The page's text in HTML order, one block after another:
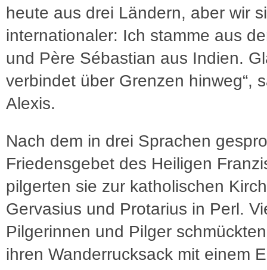
heute aus drei Ländern, aber wir
internationaler: Ich stamme aus
und Père Sébastian aus Indien.
verbindet über Grenzen hinweg“,
Alexis.
Nach dem in drei Sprachen
Friedensgebet des Heiligen
pilgerten sie zur katholischen
Gervasius und Protarius in Perl.
Pilgerinnen und Pilger
ihren Wanderrucksack mit einem